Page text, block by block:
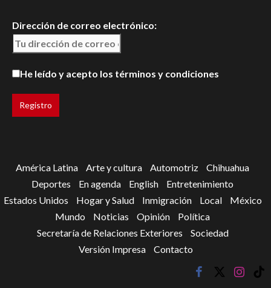
Dirección de correo electrónico:
He leído y acepto los términos y condiciones
América Latina Arte y cultura Automotriz
Chihuahua
Deportes
En agenda English
Entretenimiento
Estados Unidos
Hogar y Salud Inmigración Local
México
Mundo
Noticias Opinión
Política
Secretaría de Relaciones Exteriores
Sociedad
Versión Impresa
Contacto
facebook
twitter
tik